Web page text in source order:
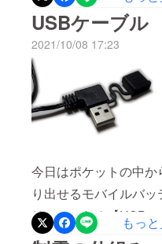
ている「電熱線」につ
ご説明いたします。中
熱シートの画像がこち
サンプルの写真なのでス
イッチの形状や全体の
さは違いますが、スイ
た２５cm×２５cmのシ
が【ヒートゾーン】内
入っています！このシ
には電熱線が入ってお
USBケーブル
2021/10/08 17:23
今日はポケットの中か
り出せるモバイルバッ
リーにつなぐ【USBコ
ド】の仕組みをご紹介
もっ